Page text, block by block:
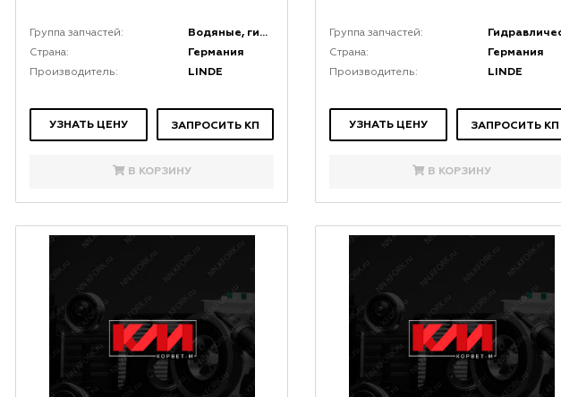
Группа запчастей: Водяные, гидравлические и топливные насосы
Страна: Германия
Производитель: LINDE
УЗНАТЬ ЦЕНУ ЗАПРОСИТЬ КП
В КОРЗИНУ
Группа запчастей:
Страна: Германия
Производитель: LINDE
УЗНАТЬ ЦЕНУ ЗАПРОСИТЬ КП
В КОРЗИНУ